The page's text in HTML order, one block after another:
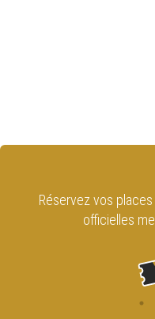
Réservez vos
officielles